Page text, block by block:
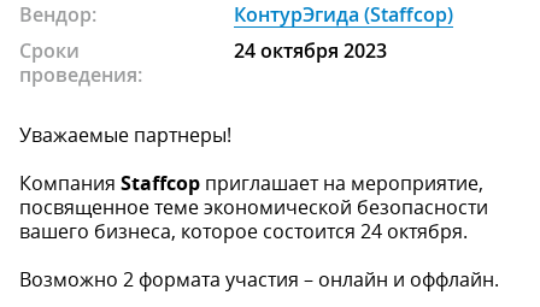
Вендор:
КонтурЭгида (Staffcop)
Сроки
проведения:
24 октября 2023
Уважаемые партнеры!
Компания Staffcop приглашает на мероприятие,
посвященное теме экономической безопасности
вашего бизнеса, которое состоится 24 октября.
Возможно 2 формата участия – онлайн и оффлайн.